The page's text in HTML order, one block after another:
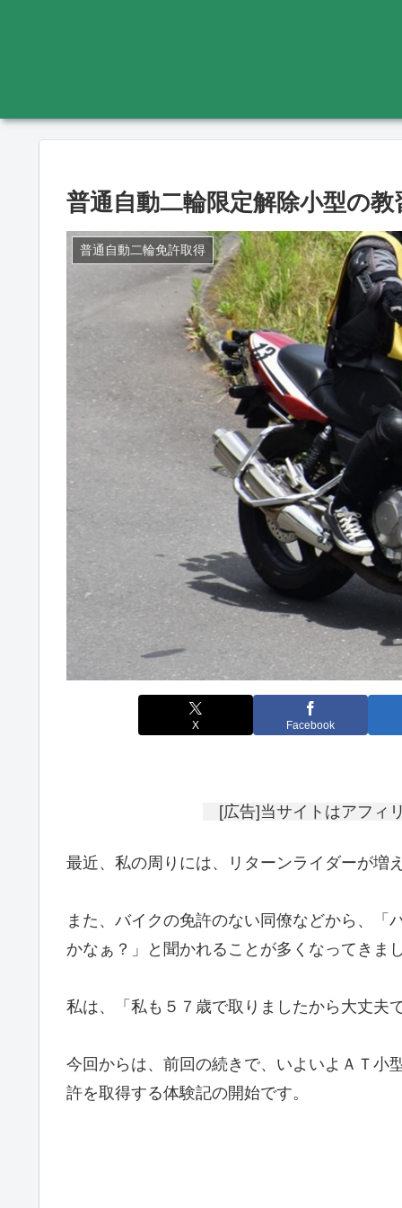
普通自動二輪限定解除小型の
普通自動二輪免許取得
X Facebook
[広告]当サイトはアフィ
最近、私の周りには、リターンライダーが増
また、バイクの免許のない同僚などから、「
かなぁ？」と聞かれることが多くなってきま
私は、「私も５７歳で取りましたから大丈夫
今回からは、前回の続きで、いよいよＡＴ小
許を取得する体験記の開始です。